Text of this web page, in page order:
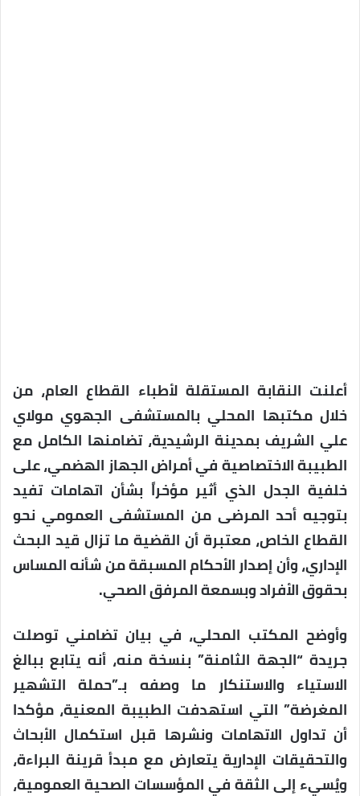
أعلنت النقابة المستقلة لأطباء القطاع العام، من
خلال مكتبها المحلي بالمستشفى الجهوي مولاي
علي الشريف بمدينة الرشيدية، تضامنها الكامل مع
الطبيبة الاختصاصية في أمراض الجهاز الهضمي، على
خلفية الجدل الذي أثير مؤخراً بشأن اتهامات تفيد
بتوجيه أحد المرضى من المستشفى العمومي نحو
القطاع الخاص، معتبرة أن القضية ما تزال قيد البحث
الإداري، وأن إصدار الأحكام المسبقة من شأنه المساس
بحقوق الأفراد وبسمعة المرفق الصحي.
وأوضح المكتب المحلي، في بيان تضامني توصلت
جريدة “الجهة الثامنة” بنسخة منه، أنه يتابع ببالغ
الاستياء والاستنكار ما وصفه بـ”حملة التشهير
المغرضة” التي استهدفت الطبيبة المعنية، مؤكدا
أن تداول الاتهامات ونشرها قبل استكمال الأبحاث
والتحقيقات الإدارية يتعارض مع مبدأ قرينة البراءة،
ويُسيء إلى الثقة في المؤسسات الصحية العمومية،